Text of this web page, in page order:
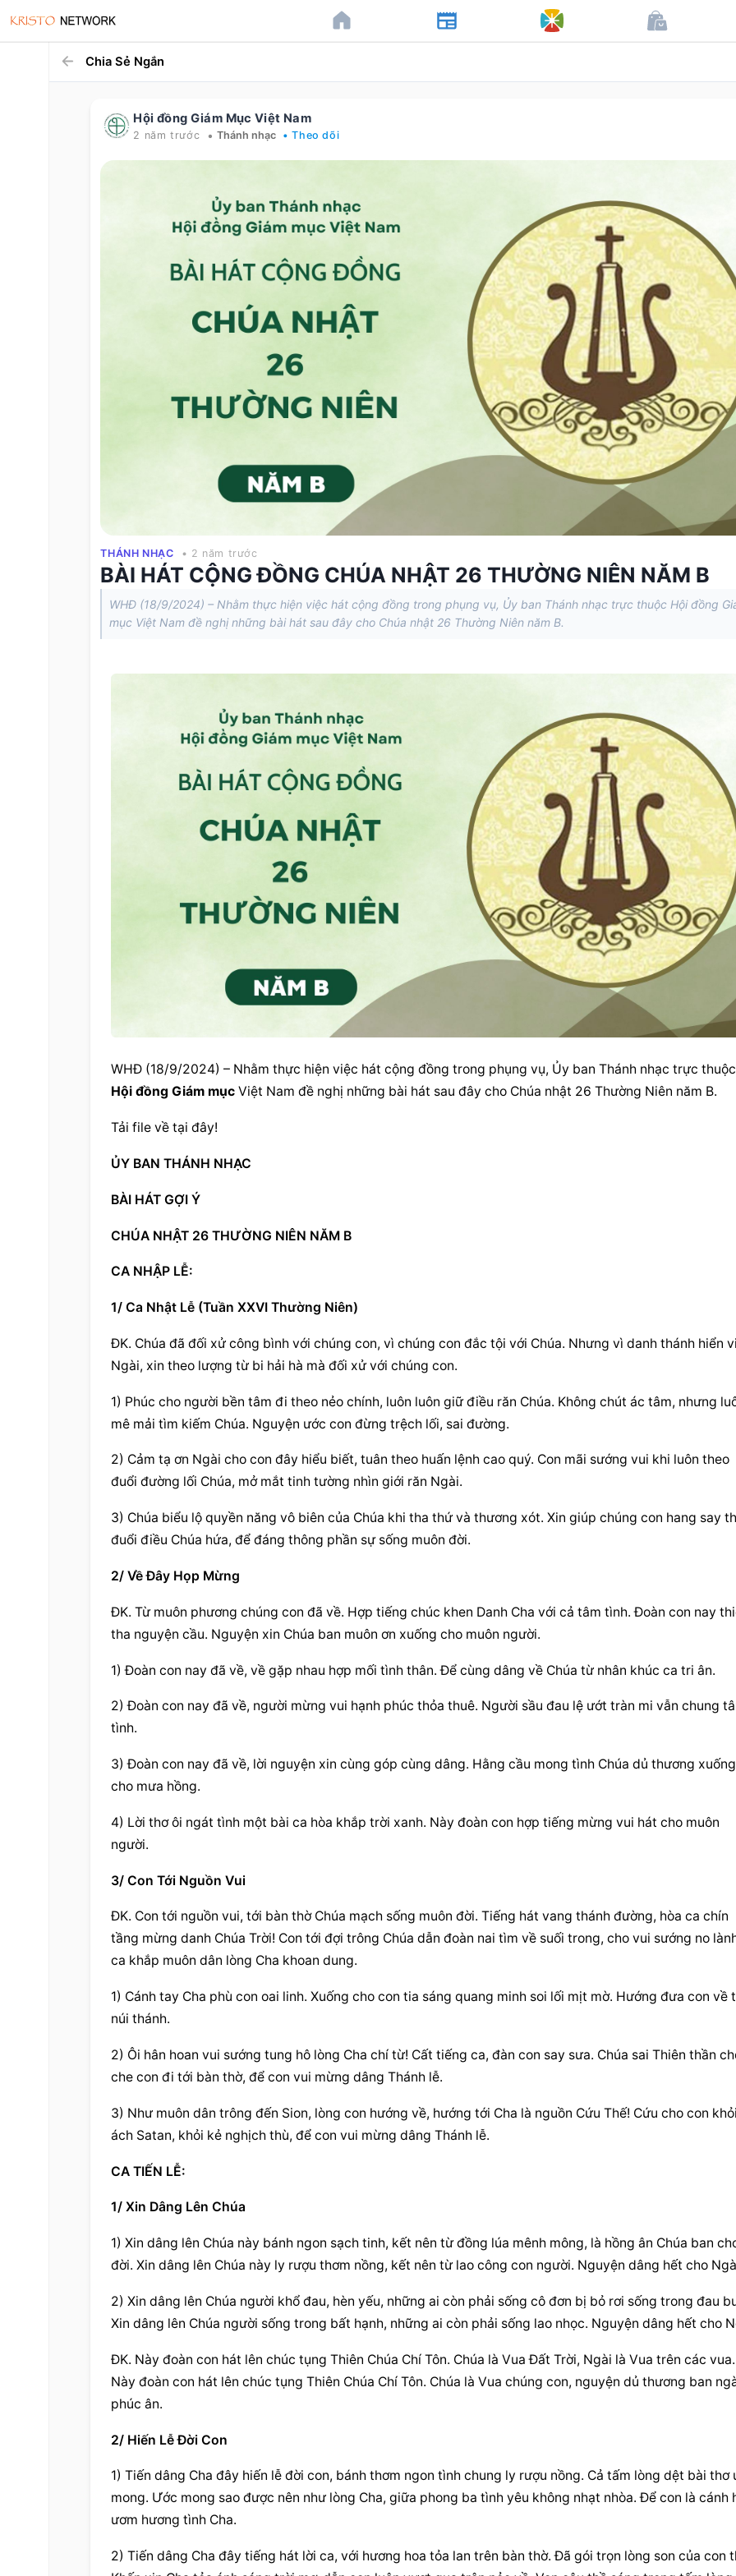
Chia Sẻ Ngắn
Hội đồng Giám Mục Việt Nam
2 năm trước • Thánh nhạc • Theo dõi
THÁNH NHẠC • 2 năm trước
BÀI HÁT CỘNG ĐỒNG CHÚA NHẬT 26 THƯỜNG NIÊN NĂM B
WHĐ (18/9/2024) – Nhằm thực hiện việc hát cộng đồng trong phụng vụ, Ủy ban Thánh nhạc trực thuộc Hội đồng
mục Việt Nam đề nghị những bài hát sau đây cho Chúa nhật 26 Thường Niên năm B.
Hội đồng Giám mục Việt Nam đề nghị những bài hát sau đây cho Chúa nhật 26 Thường Niên năm B.
Tải file về tại đây!
ỦY BAN THÁNH NHẠC
BÀI HÁT GỢI Ý
CHÚA NHẬT 26 THƯỜNG NIÊN NĂM B
CA NHẬP LỄ:
1/ Ca Nhật Lễ (Tuần XXVI Thường Niên)
ĐK. Chúa đã đối xử công bình với chúng con, vì chúng con đắc tội với Chúa. Nhưng vì danh thánh hiển
Ngài, xin theo lượng từ bi hải hà mà đối xử với chúng con.
1) Phúc cho người bền tâm đi theo nẻo chính, luôn luôn giữ điều răn Chúa. Không chút ác tâm, nhưng
mê mải tìm kiếm Chúa. Nguyện ước con đừng trệch lối, sai đường.
2) Cảm tạ ơn Ngài cho con đây hiểu biết, tuân theo huấn lệnh cao quý. Con mãi sướng vui khi luôn theo
đuổi đường lối Chúa, mở mắt tinh tường nhìn giới răn Ngài.
3) Chúa biểu lộ quyền năng vô biên của Chúa khi tha thứ và thương xót. Xin giúp chúng con hang say
đuổi điều Chúa hứa, để đáng thông phần sự sống muôn đời.
2/ Về Đây Họp Mừng
ĐK. Từ muôn phương chúng con đã về. Hợp tiếng chúc khen Danh Cha với cả tâm tình. Đoàn con nay
tha nguyện cầu. Nguyện xin Chúa ban muôn ơn xuống cho muôn người.
1) Đoàn con nay đã về, về gặp nhau hợp mối tình thân. Để cùng dâng về Chúa từ nhân khúc ca tri ân.
2) Đoàn con nay đã về, người mừng vui hạnh phúc thỏa thuê. Người sầu đau lệ ướt tràn mi vẫn chung
tình.
3) Đoàn con nay đã về, lời nguyện xin cùng góp cùng dâng. Hằng cầu mong tình Chúa dủ thương xuống
cho mưa hồng.
4) Lời thơ ôi ngát tình một bài ca hòa khắp trời xanh. Này đoàn con hợp tiếng mừng vui hát cho muôn
người.
3/ Con Tới Nguồn Vui
ĐK. Con tới nguồn vui, tới bàn thờ Chúa mạch sống muôn đời. Tiếng hát vang thánh đường, hòa ca chín
tầng mừng danh Chúa Trời! Con tới đợi trông Chúa dẫn đoàn nai tìm về suối trong, cho vui sướng no
ca khắp muôn dân lòng Cha khoan dung.
1) Cánh tay Cha phù con oai linh. Xuống cho con tia sáng quang minh soi lối mịt mờ. Hướng đưa con về
núi thánh.
2) Ôi hân hoan vui sướng tung hô lòng Cha chí từ! Cất tiếng ca, đàn con say sưa. Chúa sai Thiên thần
che con đi tới bàn thờ, để con vui mừng dâng Thánh lễ.
3) Như muôn dân trông đến Sion, lòng con hướng về, hướng tới Cha là nguồn Cứu Thế! Cứu cho con khỏi
ách Satan, khỏi kẻ nghịch thù, để con vui mừng dâng Thánh lễ.
CA TIẾN LỄ:
1/ Xin Dâng Lên Chúa
1) Xin dâng lên Chúa này bánh ngon sạch tinh, kết nên từ đồng lúa mênh mông, là hồng ân Chúa ban
đời. Xin dâng lên Chúa này ly rượu thơm nồng, kết nên từ lao công con người. Nguyện dâng hết cho
2) Xin dâng lên Chúa người khổ đau, hèn yếu, những ai còn phải sống cô đơn bị bỏ rơi sống trong đau
Xin dâng lên Chúa người sống trong bất hạnh, những ai còn phải sống lao nhọc. Nguyện dâng hết cho
ĐK. Này đoàn con hát lên chúc tụng Thiên Chúa Chí Tôn. Chúa là Vua Đất Trời, Ngài là Vua trên các vua.
Này đoàn con hát lên chúc tụng Thiên Chúa Chí Tôn. Chúa là Vua chúng con, nguyện dủ thương ban
phúc ân.
2/ Hiến Lễ Đời Con
1) Tiến dâng Cha đây hiến lễ đời con, bánh thơm ngon tình chung ly rượu nồng. Cả tấm lòng dệt bài thơ
mong. Ước mong sao được nên như lòng Cha, giữa phong ba tình yêu không nhạt nhòa. Để con là cánh
ươm hương tình Cha.
2) Tiến dâng Cha đây tiếng hát lời ca, với hương hoa tỏa lan trên bàn thờ. Đã gói trọn lòng son của con